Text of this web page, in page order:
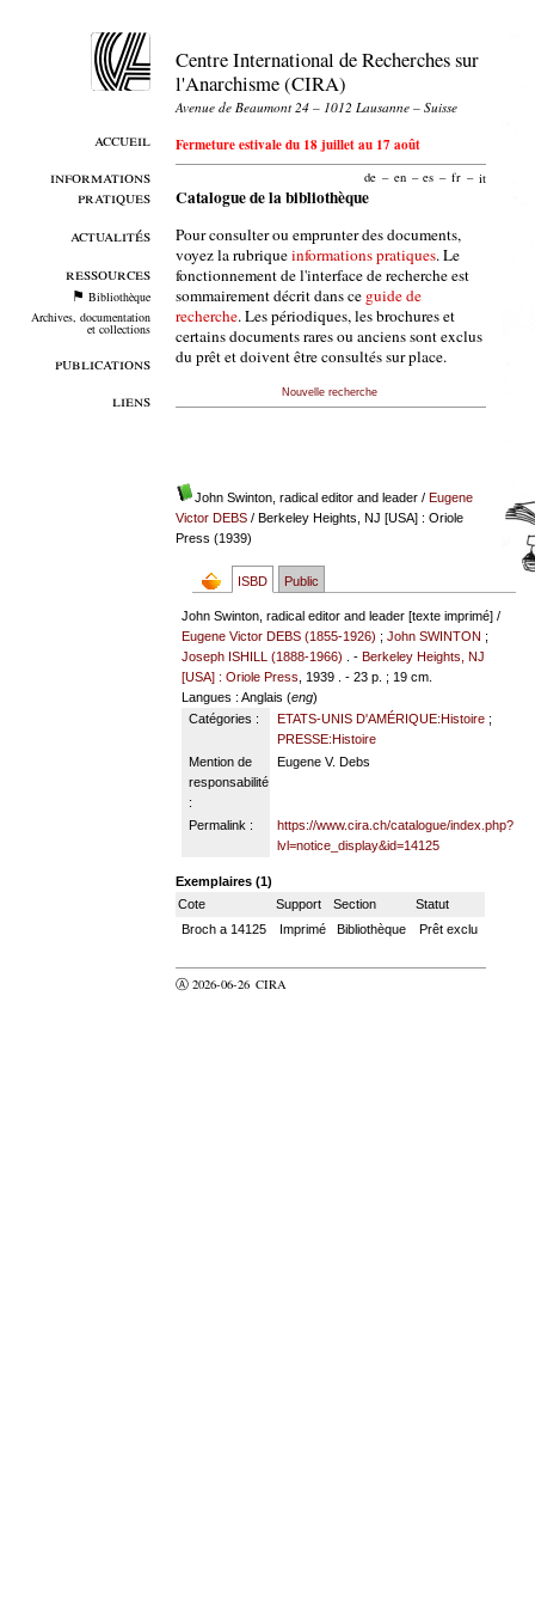
accueil
informations
pratiques
actualités
ressources
Bibliothèque
Archives, documentation
et collections
publications
liens
Centre International de Recherches sur
l'Anarchisme (CIRA)
Avenue de Beaumont 24 – 1012 Lausanne – Suisse
Fermeture estivale du 18 juillet au 17 août
de – en – es – fr – it
Catalogue de la bibliothèque
Pour consulter ou emprunter des documents,
voyez la rubriqueinformations pratiques. Le
fonctionnement de l'interface de recherche est
sommairement décrit dans ce guide de
recherche. Les périodiques, les brochures et
certains documents rares ou anciens sont exclus
du prêt et doivent être consultés sur place.
Nouvelle recherche
John Swinton, radical editor and leader/ Eugene
Victor DEBS/ Berkeley Heights, NJ [USA] : Oriole
Press (1939)
ISBD Public
John Swinton, radical editor and leader [texte imprimé] /
Eugene Victor DEBS (1855-1926) ;John SWINTON ;
Joseph ISHILL (1888-1966)
. -Berkeley Heights, NJ
[USA] : Oriole Press
, 1939 . - 23 p. ; 19 cm.
Langues : Anglais (eng)
Catégories :
ETATS-UNIS D'AMÉRIQUE:Histoire;
PRESSE:Histoire
Mention de
responsabilité
:
Eugene V. Debs
Permalink :
https://www.cira.ch/catalogue/index.php?
lvl=notice_display&id=14125
Exemplaires (1)
Cote
Support Section
Statut
Broch a 14125
Imprimé Bibliothèque Prêt exclu
Ⓐ 2026-06-26 CIRA